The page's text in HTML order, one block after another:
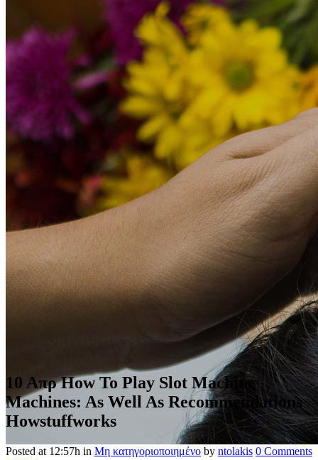
10 ΑπρHow To Play Slot Machine
Machines: As Well As Recommendations
Howstuffworks
Posted at 12:57h in Μη κατηγοριοποιημένο by ntolakis 0 Comments